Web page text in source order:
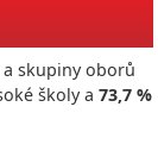
skupiny oborů
školy a 73,7 %